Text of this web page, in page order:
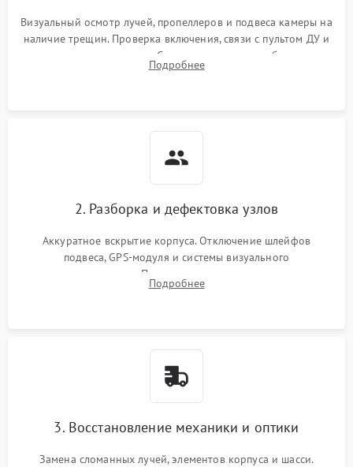
Визуальный осмотр лучей, пропеллеров и подвеса камеры на
наличие трещин. Проверка включения, связи с пультом ДУ и
передачи видеосигнала. Считывание логов ошибок через
полетное ПО для определения характера неисправности.
Подробнее
2. Разборка и дефектовка узлов
Аккуратное вскрытие корпуса. Отключение шлейфов
подвеса, GPS-модуля и системы визуального
позиционирования. Проверка полетного контроллера,
регуляторов оборотов (ESC) и бесколлекторных моторов на
Подробнее
3. Восстановление механики и оптики
Замена сломанных лучей, элементов корпуса и шасси.